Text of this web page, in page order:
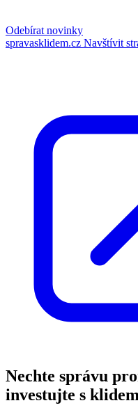
Odebírat novinky
spravasklidem.cz Navštívit
Nechte správu
investujte s